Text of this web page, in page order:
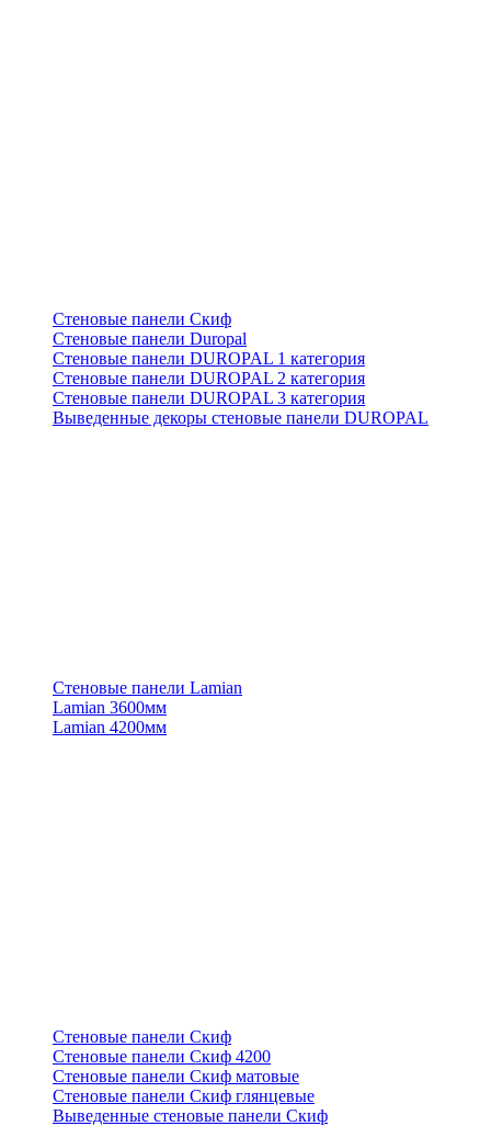
Стеновые панели Скиф
Стеновые панели Duropal
Стеновые панели DUROPAL 1 категория
Стеновые панели DUROPAL 2 категория
Стеновые панели DUROPAL 3 категория
Выведенные декоры стеновые панели DUROPAL
Стеновые панели Lamian
Lamian 3600мм
Lamian 4200мм
Стеновые панели Скиф
Стеновые панели Скиф 4200
Стеновые панели Скиф матовые
Стеновые панели Скиф глянцевые
Выведенные стеновые панели Скиф